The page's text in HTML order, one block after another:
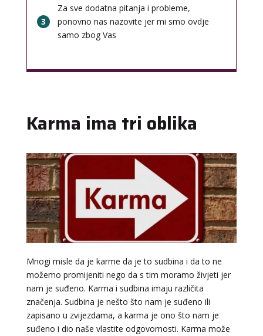
3
Za sve dodatna pitanja i probleme,
ponovno nas nazovite jer mi smo ovdje
samo zbog Vas
Karma ima tri oblika
Mnogi misle da je karme da je to sudbina i da to ne
možemo promijeniti nego da s tim moramo živjeti jer
nam je suđeno. Karma i sudbina imaju različita
značenja. Sudbina je nešto što nam je suđeno ili
zapisano u zvijezdama, a karma je ono što nam je
suđeno i dio naše vlastite odgovornosti. Karma može
VIKTORIJA/ Kod 369